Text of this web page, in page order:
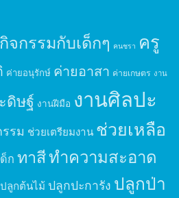
กิจกรรมกับเด็กๆ คนชรา ครู
ค่ายอนุรักษ์ ค่ายอาสา ค่ายเกษตร งาน
ดิษฐ์ งานฝีมือ งานศิลปะ
รม ช่วยเตรียมงาน ช่วยเหลือ
ก ทาสีทำความสะอาด
ปลูกต้นไม้ ปลูกปะการัง ปลูกป่า